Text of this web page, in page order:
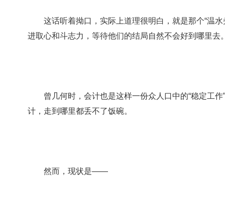
这话听着拗口，实际上道理很明白，就是那个“温水
进取心和斗志力，等待他们的结局自然不会好到哪里去
曾几何时，会计也是这样一份众人口中的“稳定工
计，走到哪里都丢不了饭碗。
然而，现状是——